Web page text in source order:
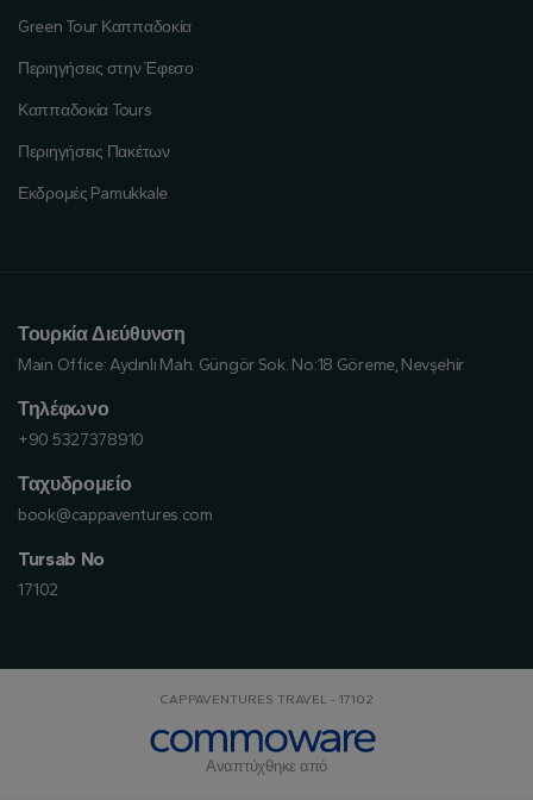
Green Tour Καππαδοκία
Περιηγήσεις στην Έφεσο
Καππαδοκία Tours
Περιηγήσεις Πακέτων
Εκδρομές Pamukkale
Τουρκία Διεύθυνση
Main Office:Aydınlı Mah. Güngör Sok. No:18 Göreme, Nevşehir
Τηλέφωνο
+90 5327378910
Ταχυδρομείο
book@cappaventures.com
Tursab No
17102
CAPPAVENTURES TRAVEL - 17102
Αναπτύχθηκε από